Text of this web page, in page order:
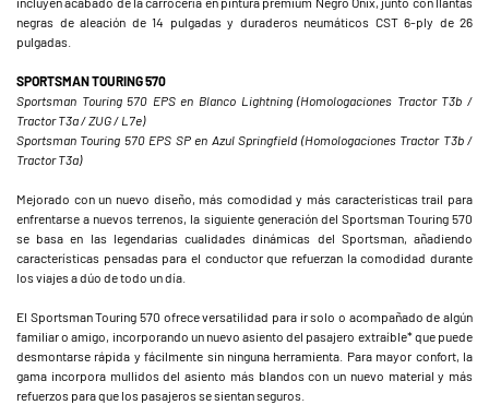
negras de aleación de 14 pulgadas y duraderos neumáticos CST 6-ply de 26
pulgadas.
SPORTSMAN TOURING 570
Sportsman Touring 570 EPS en Blanco Lightning (Homologaciones Tractor T3b /
Tractor T3a / ZUG / L7e)
Sportsman Touring 570 EPS SP en Azul Springfield (Homologaciones Tractor T3b /
Tractor T3a)
Mejorado con un nuevo diseño, más comodidad y más características trail para
enfrentarse a nuevos terrenos, la siguiente generación del Sportsman Touring 570
se basa en las legendarias cualidades dinámicas del Sportsman, añadiendo
características pensadas para el conductor que refuerzan la comodidad durante
los viajes a dúo de todo un día.
El Sportsman Touring 570 ofrece versatilidad para ir solo o acompañado de algún
familiar o amigo, incorporando un nuevo asiento del pasajero extraíble* que puede
desmontarse rápida y fácilmente sin ninguna herramienta. Para mayor confort, la
gama incorpora mullidos del asiento más blandos con un nuevo material y más
refuerzos para que los pasajeros se sientan seguros.